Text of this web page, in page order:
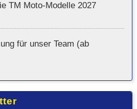
TM Moto-Modelle 2027
für unser Team (ab